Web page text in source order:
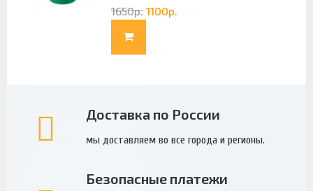
1650р. 1100р.
Доставка по России
мы доставляем во все города и регионы.
Безопасные платежи